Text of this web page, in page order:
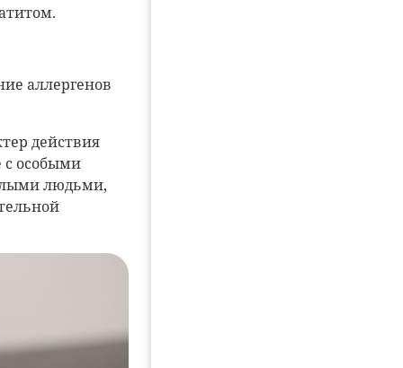
аллергенов
действия
с особыми
людьми,